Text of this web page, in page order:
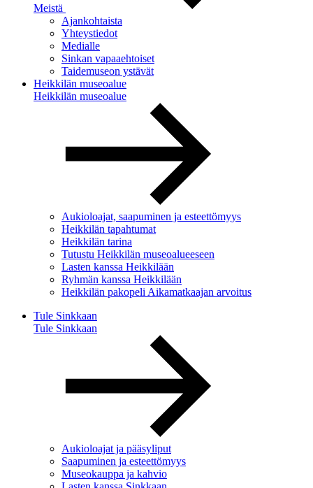
Meistä
Ajankohtaista
Yhteystiedot
Medialle
Sinkan vapaaehtoiset
Taidemuseon ystävät
Heikkilän museoalue
Heikkilän museoalue
Aukioloajat, saapuminen ja esteettömyys
Heikkilän tapahtumat
Heikkilän tarina
Tutustu Heikkilän museoalueeseen
Lasten kanssa Heikkilään
Ryhmän kanssa Heikkilään
Heikkilän pakopeli Aikamatkaajan arvoitus
Tule Sinkkaan
Tule Sinkkaan
Aukioloajat ja pääsyliput
Saapuminen ja esteettömyys
Museokauppa ja kahvio